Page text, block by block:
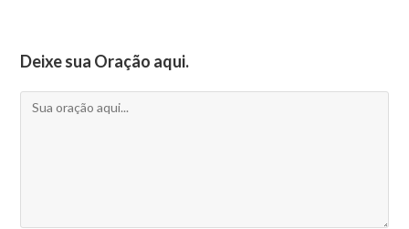
Deixe sua Oração aqui.